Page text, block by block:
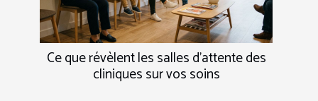
Ce que révèlent les salles d’attente des
cliniques sur vos soins